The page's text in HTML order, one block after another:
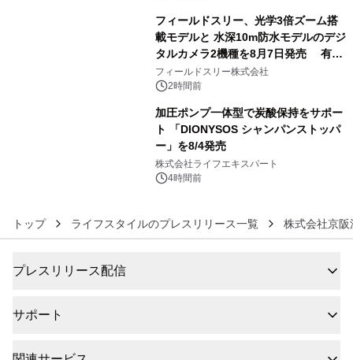
フィールドスリー、光学3倍ズーム搭
載モデルと 水深10m防水モデルのデジ
タルカメラ2機種を8月7日発売 有効
約1300万画素、用途別に選べるコンデ
ジ新登場
フィールドスリー株式会社
2時間前
加圧ポンプ一体型で炭酸保持をサポー
ト 「DIONYSOS シャンパンストッパ
ー」を8/4発売
株式会社ライフエキスパート
4時間前
トップ ライフスタイルのプレスリリース一覧 株式会社京
プレスリリース配信
サポート